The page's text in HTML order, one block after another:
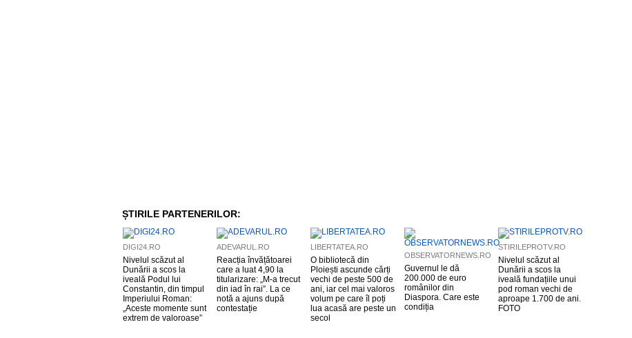
ȘTIRILE PARTENERILOR:
DIGI24.RO
Nivelul scăzut al
Dunării a scos la
iveală Podul lui
Constantin, din timpul
Imperiului Roman:
„Aceste momente sunt
extrem de valoroase”
ADEVARUL.RO
Reacția învățătoarei
care a luat 4,90 la
titularizare: „M-a trecut
din iad în rai”. La ce
notă a ajuns după
contestație
LIBERTATEA.RO
O bibliotecă din
Ploiești ascunde cărți
vechi de peste 500 de
ani, iar cel mai valoros
volum pe care îl poți
lua acasă are peste un
secol
OBSERVATORNEWS.RO
Guvernul le dă
200.000 de euro
românilor din
Diaspora. Care este
condiția
STIRILEPROTV.RO
Nivelul scăzut al
Dunării a scos la
iveală fundațiile unui
pod roman vechi de
aproape 1.700 de ani.
FOTO